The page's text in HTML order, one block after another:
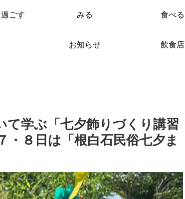
ごす みる 食べる
お知らせ 飲食店
て学ぶ「七夕飾りづくり講習
８日は「根白石民俗七夕ま